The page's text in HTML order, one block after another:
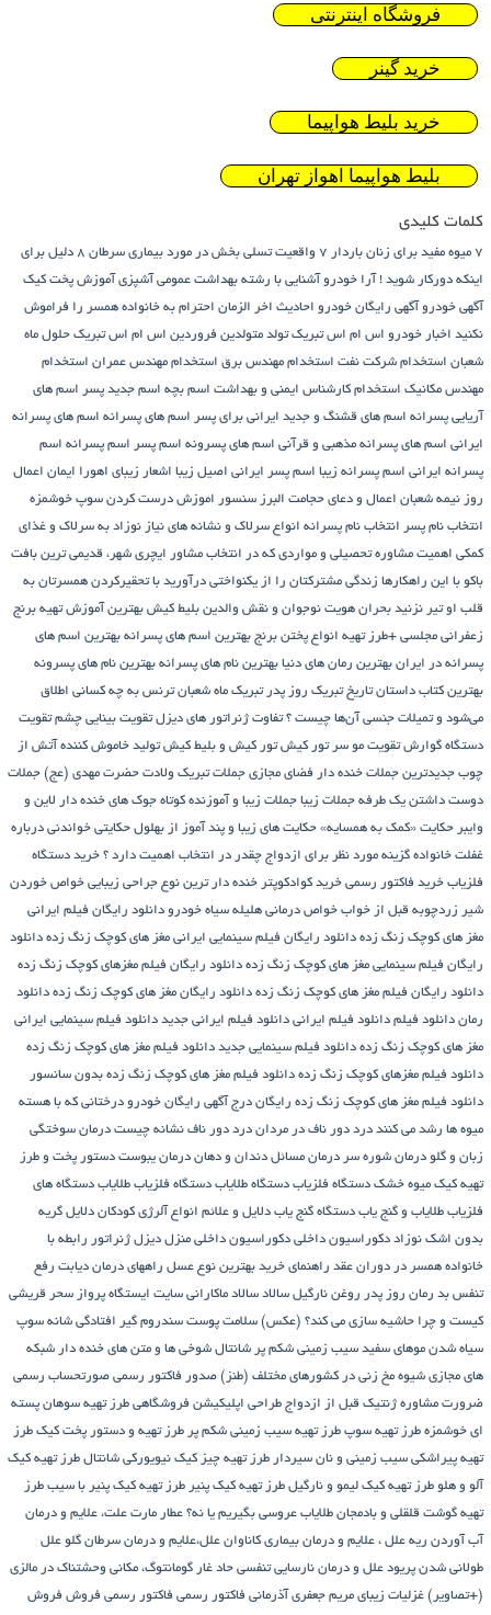
فروشگاه اینترنتی
خرید گینر
خرید بلیط هواپیما
بلیط هواپیما اهواز تهران
کلمات کلیدی
7 میوه مفید برای زنان باردار 7 واقعیت تسلی بخش در مورد بیماری سرطان
8 دلیل برای
اینکه دورکار شوید ! آرا خودرو آشنایی با رشته بهداشت عمومی آشپزی آموزش پخت کیک
آگهی خودرو آگهی رایگان خودرو احادیث اخر الزمان احترام به خانواده همسر را فراموش
نکنید اخبار خودرو اس ام اس تبریک تولد متولدین فروردین اس ام اس تبریک حلول ماه
شعبان استخدام شرکت نفت استخدام مهندس برق استخدام مهندس عمران استخدام
مهندس مکانیک استخدام کارشناس ایمنی و بهداشت اسم بچه اسم جدید پسر اسم های
آریایی پسرانه اسم های قشنگ و جدید ایرانی برای پسر اسم های پسرانه اسم های پسرانه
ایرانی اسم های پسرانه مذهبی و قرآنی اسم های پسرونه اسم پسر اسم پسرانه اسم
پسرانه ایرانی اسم پسرانه زیبا اسم پسر ایرانی اصیل زیبا اشعار زیبای اهورا ایمان اعمال
روز نیمه شعبان اعمال و دعای حجامت البرز سنسور اموزش درست کردن سوپ خوشمزه
انتخاب نام پسر انتخاب نام پسرانه انواع سرلاک و نشانه های نیاز نوزاد به سرلاک و غذای
کمکی اهمیت مشاوره تحصیلی و مواردی که در انتخاب مشاور ایچری شهر، قدیمی ترین بافت
باکو با این راهکارها زندگی مشترکتان را از یکنواختی درآورید با تحقیرکردن همسرتان به
قلب او تیر نزنید بحران هویت نوجوان و نقش والدین بلیط کیش بهترین آموزش تهیه برنج
زعفرانی مجلسی +طرز تهیه انواع پختن برنج بهترین اسم های پسرانه بهترین اسم های
پسرانه در ایران بهترین رمان های دنیا بهترین نام های پسرانه بهترین نام های پسرونه
بهترین کتاب داستان تاریخ تبریک روز پدر تبریک ماه شعبان ترنس به چه کسانی اطلاق
می‌شود و تمیلات جنسی آن‌ها چیست ؟ تفاوت ژنراتور های دیزل تقویت بینایی چشم تقویت
دستگاه گوارش تقویت مو سر تور کیش تور کیش و بلیط کیش تولید خاموش کننده آتش از
چوب جدیدترین جملات خنده دار فضای مجازی جملات تبریک ولادت حضرت مهدی (عج) جملات
دوست داشتن یک طرفه جملات زیبا جملات زیبا و آموزنده کوتاه جوک های خنده دار لاین و
وایبر حکایت «کمک به همسایه» حکایت های زیبا و پند آموز از بهلول حکایتی خواندنی درباره
غفلت خانواده گزینه مورد نظر برای ازدواج چقدر در انتخاب اهمیت دارد ؟ خرید دستگاه
فلزیاب خرید فاکتور رسمی خرید کوادکوپتر خنده دار ترین نوع جراحی زیبایی خواص خوردن
شیر زردچوبه قبل از خواب خواص درمانی هلیله سیاه خودرو دانلود رایگان فیلم ایرانی
مغز های کوچک زنگ زده دانلود رایگان فیلم سینمایی ایرانی مغز های کوچک زنگ زده دانلود
رایگان فیلم سینمایی مغز های کوچک زنگ زده دانلود رایگان فیلم مغزهای کوچک زنگ زده
دانلود رایگان فیلم مغز های کوچک زنگ زده دانلود رایگان مغز های کوچک زنگ زده دانلود
رمان دانلود فیلم دانلود فیلم ایرانی دانلود فیلم ایرانی جدید دانلود فیلم سینمایی ایرانی
مغز های کوچک زنگ زده دانلود فیلم سینمایی جدید دانلود فیلم مغز های کوچک زنگ زده
دانلود فیلم مغزهای کوچک زنگ زده دانلود فیلم مغز های کوچک زنگ زده بدون سانسور
دانلود فیلم مغز های کوچک زنگ زده رایگان درج آگهی رایگان خودرو درختانی که با هسته
میوه ها رشد می کنند درد دور ناف در مردان درد دور ناف نشانه چیست درمان سوختگی
زبان و گلو درمان شوره سر درمان مسائل دندان و دهان درمان یبوست دستور پخت و طرز
تهیه کیک میوه خشک دستگاه فلزیاب دستگاه‌ طلایاب دستگاه‌ فلزیاب طلایاب دستگاه‌ های
فلزیاب طلایاب و گنج‌ یاب دستگاه‌ گنج‌ یاب دلایل و علائم انواع آلرژی کودکان دلایل گریه
بدون اشک نوزاد دکوراسیون داخلی دکوراسیون داخلی منزل دیزل ژنراتور رابطه با
خانواده همسر در دوران عقد راهنمای خرید بهترین نوع عسل راههای درمان دیابت رفع
تنفس بد رمان روز پدر روغن نارگیل سالاد سالاد ماکارانی سایت ایستگاه پرواز سحر قریشی
کیست و چرا حاشیه سازی می کند؟ (عکس) سلامت پوست سندروم گیر افتادگی شانه سوپ
سیاه شدن موهای سفید سیب زمینی شکم پر شانتال شوخی ها و متن های خنده دار شبکه
های مجازی شیوه مخ زنی در کشورهای مختلف (طنز) صدور فاکتور رسمی صورتحساب رسمی
ضرورت مشاوره ژنتیک قبل از ازدواج طراحی اپلیکیشن فروشگاهی طرز تهیه سوهان پسته
ای خوشمزه طرز تهیه سوپ طرز تهیه سیب زمینی شکم پر طرز تهیه و دستور پخت کیک طرز
تهیه پیراشكی سيب زمينی و نان سیردار طرز تهیه چیز کیک نیویورکی شانتال طرز تهیه کیک
آلو و هلو طرز تهیه کیک لیمو و نارگیل طرز تهیه کیک پنیر طرز تهیه کیک پنیر با سیب طرز
تهیه گوشت قلقلی و بادمجان طلایاب عروسی بگیریم یا نه؟ عطار مارت علت، علایم و درمان
آب آوردن ریه علل ، علایم و درمان بیماری کاناوان علل،علایم و درمان سرطان گلو علل
طولانی شدن پریود علل و درمان نارسایی تنفسی حاد غار گومانتوگ، مکانی وحشتناک در مالزی
(+تصاویر) غزلیات زیبای مریم جعفری آذرمانی فاکتور رسمی فاکتور رسمی فروش فروش